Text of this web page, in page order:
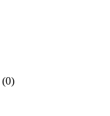
(0)